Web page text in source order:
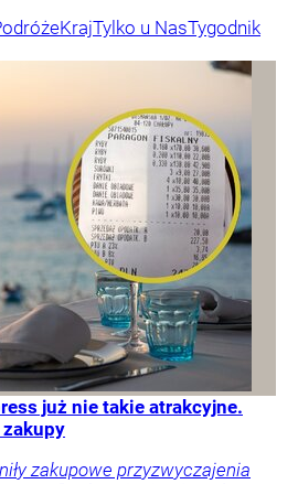
KrajTylko u NasTygodnik
już nie takie atrakcyjne.
zakupowe przyzwyczajenia